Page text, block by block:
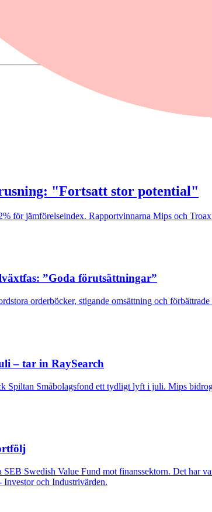
"Fortsatt stor potential"
för jämförelseindex. Rapportvinnarna Mips och
”Goda förutsättningar”
orderböcker, stigande omsättning och
– tar in RaySearch
Spiltan Småbolagsfond ett tydligt lyft i juli. Mips
Swedish Value Fund mot finanssektorn. Det har
Investor och Industrivärden.